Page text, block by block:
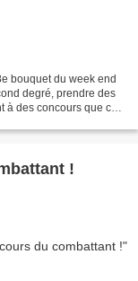
bouquet du week end
degré, prendre des
à des concours que ce
!